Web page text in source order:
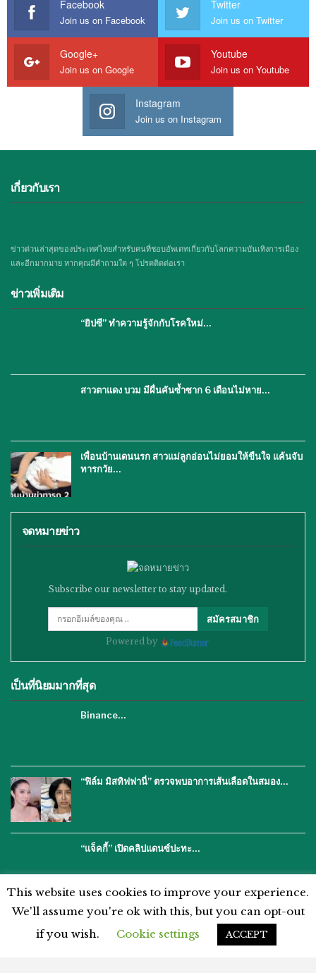
Facebook
Join us on Facebook
Twitter
Join us on Twitter
Google+
Join us on Google
Youtube
Join us on Youtube
Instagram
Join us on Instagram
เกี่ยวกับเรา
ข่าวด่วนล่าสุดของประเทศไทยสำหรับคนที่ชอบอัพเดทเกี่ยวกับโลกความบันเทิงการเมือง
และอีกมากมาย หากคุณมีคำถามใด ๆ โปรดติดต่อเรา
ข่าวเพิ่มเติม
“ยิปซี” ทำความรู้จักกับโรคใหม่…
สาวตาแดง บวม มีผื่นคันซ้ำซาก 6 เดือนไม่หาย…
เพื่อนบ้านเดนนรก สาวแม่ลูกอ่อนไม่ยอมให้ขืนใจ แค้นจับ
ทารกวัย…
จดหมายข่าว
Subscribe our newsletter to stay updated.
สมัครสมาชิก
Powered by
เป็นที่นิยมมากที่สุด
Binance…
“ฟิล์ม มิสทิฟฟานี่” ตรวจพบอาการเส้นเลือดในสมอง…
“แจ็คกี้” เปิดคลิปแดนซ์ปะทะ…
นโยบายความเป็นส่วนตัว
This website uses cookies to improve your experience.
We'll assume you're ok with this, but you can opt-out
if you wish.
Cookie settings ACCEPT